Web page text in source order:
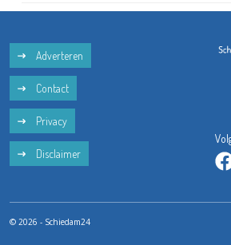
Adverteren
Contact
Privacy
Disclaimer
© 2026 - Schiedam24